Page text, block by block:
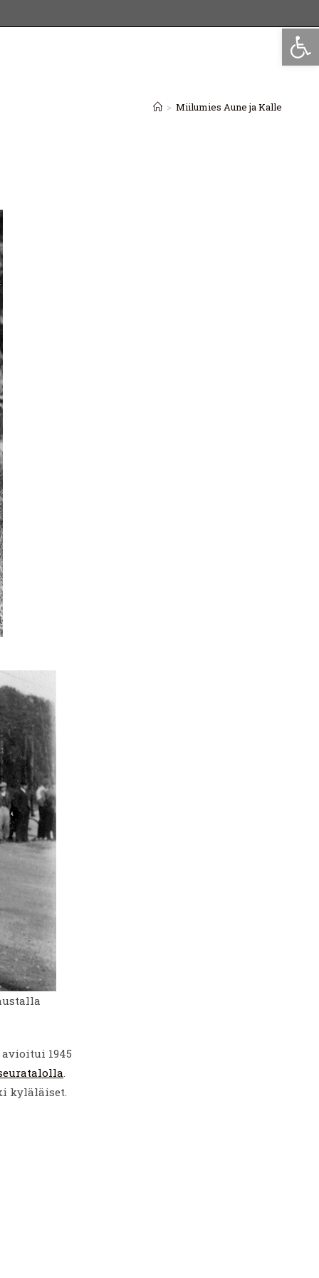
> Miilumies Aune ja Kalle
1945
.
kyläläiset.